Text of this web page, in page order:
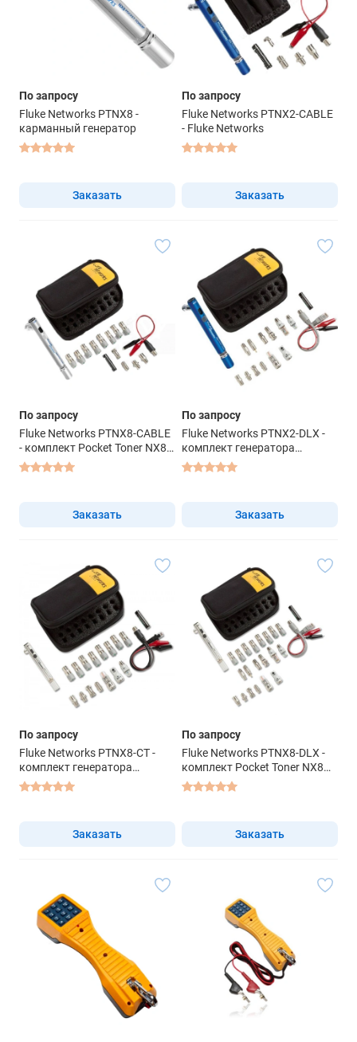
По запросу
Fluke Networks PTNX8 -
карманный генератор
Заказать
По запросу
Fluke Networks PTNX2-CABLE
- Fluke Networks
Заказать
По запросу
Fluke Networks PTNX8-CABLE
- комплект Pocket Toner NX8
Cable
Заказать
По запросу
Fluke Networks PTNX2-DLX -
комплект генератора
тонового сигнала
Заказать
По запросу
Fluke Networks PTNX8-CT -
комплект генератора
тонового сигнала
Заказать
По запросу
Fluke Networks PTNX8-DLX -
комплект Pocket Toner NX8
Deluxe
Заказать